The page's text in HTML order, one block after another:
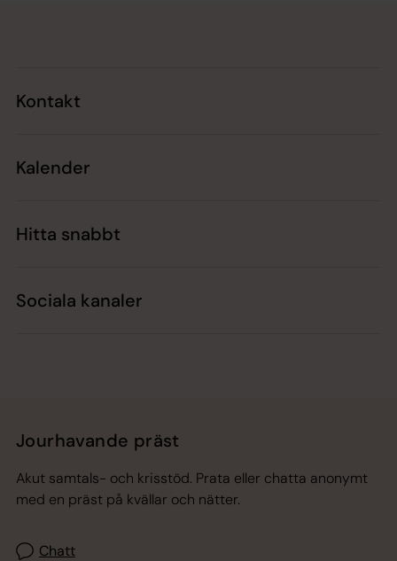
Kontakt
Kalender
Hitta snabbt
Sociala kanaler
Jourhavande präst
Akut samtals- och krisstöd. Prata eller chatta anonymt
med en präst på kvällar och nätter.
Chatt